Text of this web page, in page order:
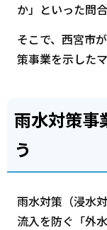
か」といった問
そこで、西宮市
策事業を示した
雨水対策事
う
雨水対策（浸水
流入を防ぐ「外